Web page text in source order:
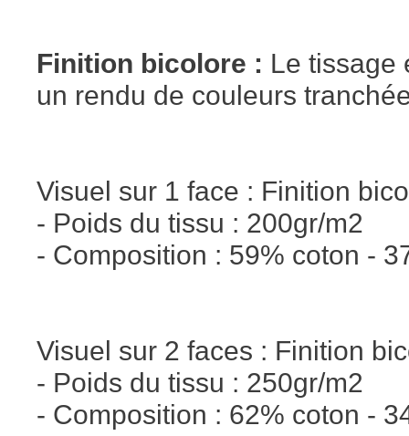
Finition bicolore : Le tissage
un rendu de couleurs
Visuel sur 1 face : Finition
- Poids du tissu : 200gr/m2
- Composition : 59% coton -
Visuel sur 2 faces : Finition
- Poids du tissu : 250gr/m2
- Composition : 62% coton -